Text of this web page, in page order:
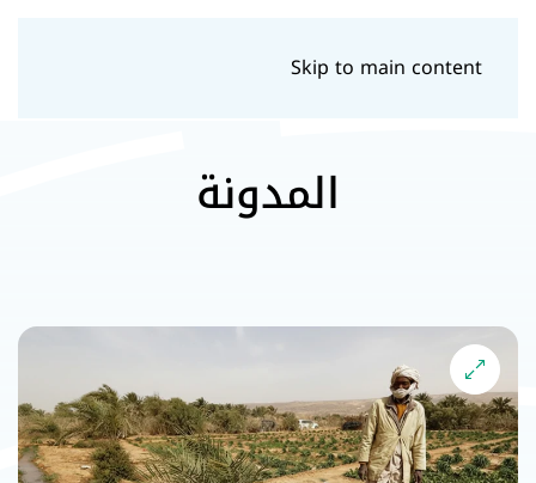
Skip to main content
المدونة